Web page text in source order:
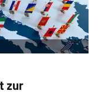
zur